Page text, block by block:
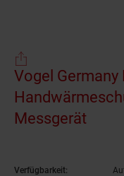
Vogel
Messgerät
Verfügbarkeit: